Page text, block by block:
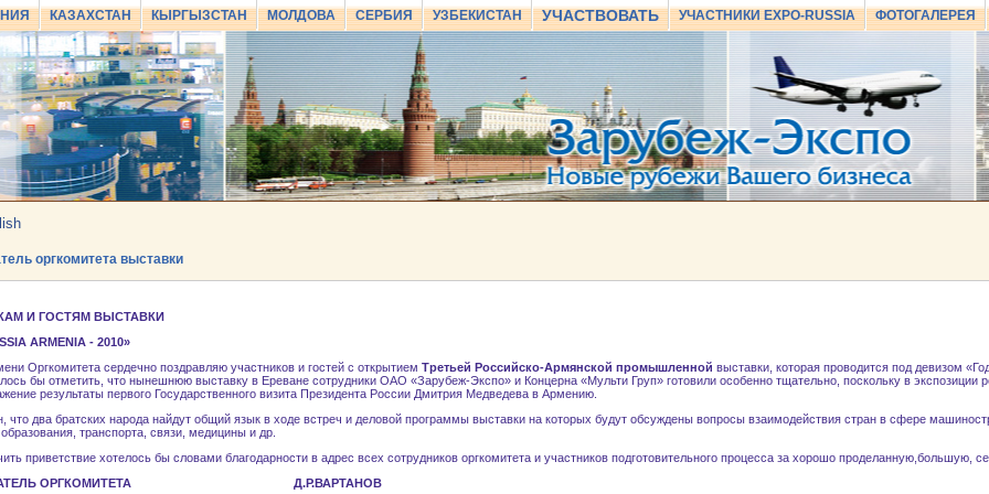
КАЗАХСТАН КЫРГЫЗСТАН МОЛДОВА СЕРБИЯ УЗБЕКИСТАН УЧАСТВОВАТЬ УЧАСТНИКИ EXPO-RUSSIA ФОТОГАЛЕРЕЯ
оргкомитета выставки
И ГОСТЯМ ВЫСТАВКИ
ARMENIA - 2010»
сердечно поздравляю участников и гостей с открытием Третьей Российско-Армянской промышленной выставки, которая проводится под девизом
бы отметить, что нынешнюю выставку в Ереване сотрудники ОАО «Зарубеж-Экспо» и Концерна «Мульти Груп» готовили особенно тщательно, поскольку в экспозиции
результаты первого Государственного визита Президента России Дмитрия Медведева в Армению.
два братских народа найдут общий язык в ходе встреч и деловой программы выставки на которых будут обсуждены вопросы взаимодействия стран в сфере
транспорта, связи, медицины и др.
хотелось бы словами благодарности в адрес всех сотрудников оргкомитета и участников подготовительного процесса за хорошо проделанную,большую,
ОРГКОМИТЕТА Д.Р.ВАРТАНОВ